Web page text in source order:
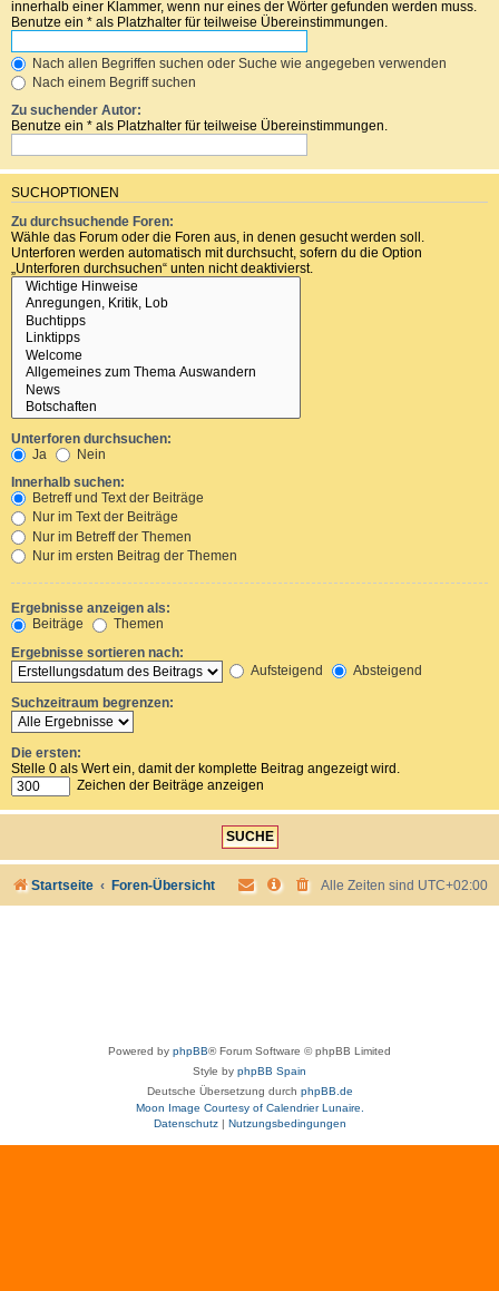
innerhalb einer Klammer, wenn nur eines der Wörter gefunden werden muss.
Benutze ein * als Platzhalter für teilweise Übereinstimmungen.
Nach allen Begriffen suchen oder Suche wie angegeben verwenden
Nach einem Begriff suchen
Zu suchender Autor:
Benutze ein * als Platzhalter für teilweise Übereinstimmungen.
SUCHOPTIONEN
Zu durchsuchende Foren:
Wähle das Forum oder die Foren aus, in denen gesucht werden soll.
Unterforen werden automatisch mit durchsucht, sofern du die Option
„Unterforen durchsuchen“ unten nicht deaktivierst.
Unterforen durchsuchen:
Ja
Nein
Innerhalb suchen:
Betreff und Text der Beiträge
Nur im Text der Beiträge
Nur im Betreff der Themen
Nur im ersten Beitrag der Themen
Ergebnisse anzeigen als:
Beiträge
Themen
Ergebnisse sortieren nach:
Aufsteigend
Absteigend
Suchzeitraum begrenzen:
Die ersten:
Stelle 0 als Wert ein, damit der komplette Beitrag angezeigt wird.
Zeichen der Beiträge anzeigen
Startseite Foren-Übersicht Alle Zeiten sind UTC+02:00
Powered by phpBB® Forum Software © phpBB Limited
Style by phpBB Spain
Deutsche Übersetzung durch phpBB.de
Moon Image Courtesy of Calendrier Lunaire.
Datenschutz| Nutzungsbedingungen